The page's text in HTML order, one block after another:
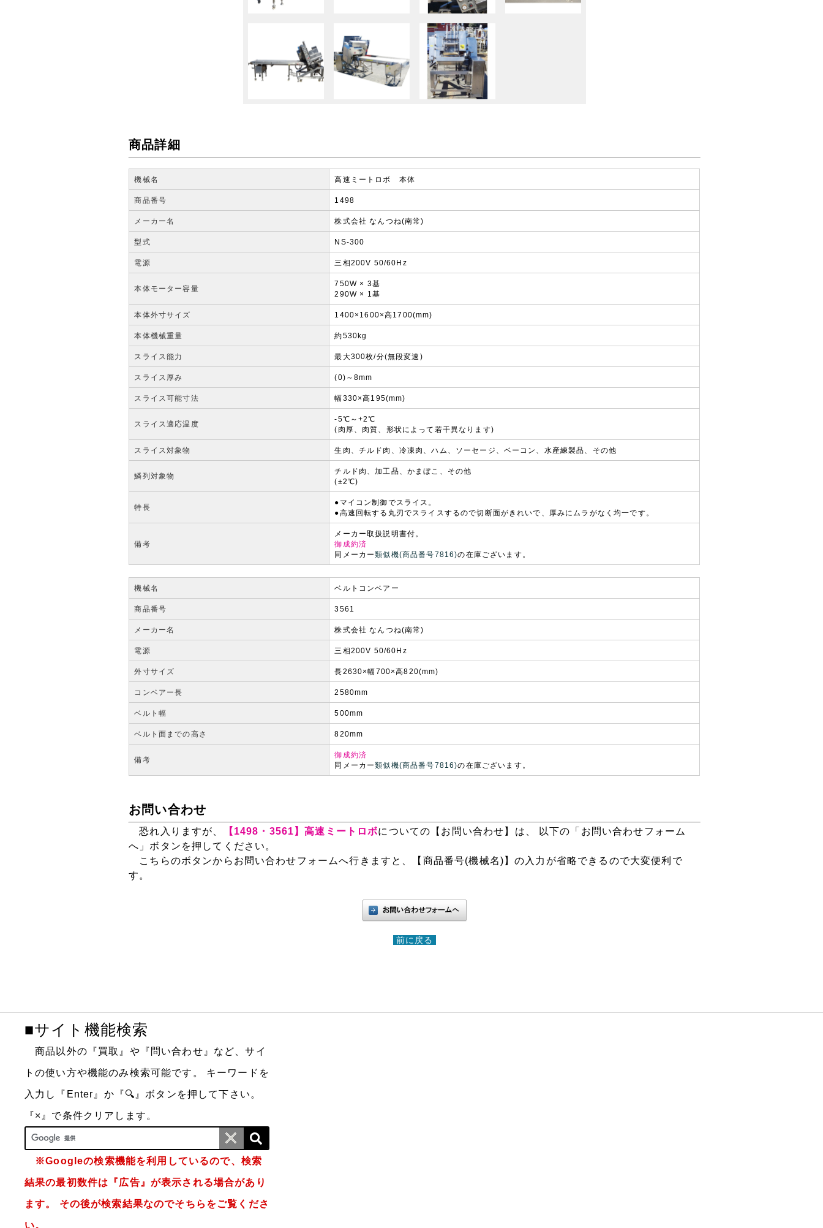
商品詳細
機械名 高速ミートロボ 本体
商品番号 1498
メーカー名 株式会社 なんつね(南常)
型式 NS-300
電源 三相200V 50/60Hz
本体モーター容量
750W × 3基
290W × 1基
本体外寸サイズ 1400×1600×高1700(mm)
本体機械重量 約530kg
スライス能力 最大300枚/分(無段変速)
スライス厚み (0)～8mm
スライス可能寸法 幅330×高195(mm)
スライス適応温度
-5℃～+2℃
(肉厚、肉質、形状によって若干異なります)
スライス対象物 生肉、チルド肉、冷凍肉、ハム、ソーセージ、ベーコン、水産練製品、その他
鱗列対象物
チルド肉、加工品、かまぼこ、その他
(±2℃)
特長
●マイコン制御でスライス。
●高速回転する丸刃でスライスするので切断面がきれいで、厚みにムラがなく均一です。
備考
メーカー取扱説明書付。
御成約済
同メーカー類似機(商品番号7816)の在庫ございます。
機械名 ベルトコンベアー
商品番号 3561
メーカー名 株式会社 なんつね(南常)
電源 三相200V 50/60Hz
外寸サイズ 長2630×幅700×高820(mm)
コンベアー長 2580mm
ベルト幅 500mm
ベルト面までの高さ 820mm
備考
御成約済
同メーカー類似機(商品番号7816)の在庫ございます。
お問い合わせ
恐れ入りますが、 【1498・3561】高速ミートロボについての【お問い合わせ】は、 以下の「お問い合わせフォーム
へ」ボタンを押してください。
こちらのボタンからお問い合わせフォームへ行きますと、【商品番号(機械名)】の入力が省略できるので大変便利で
す。
前に戻る
■サイト機能検索
商品以外の『買取』や『問い合わせ』など、サイ
トの使い方や機能のみ検索可能です。 キーワードを
入力し『Enter』か『🔍』ボタンを押して下さい。
『×』で条件クリアします。
※Googleの検索機能を利用しているので、検索
結果の最初数件は『広告』が表示される場合があり
ます。 その後が検索結果なのでそちらをご覧くださ
い。